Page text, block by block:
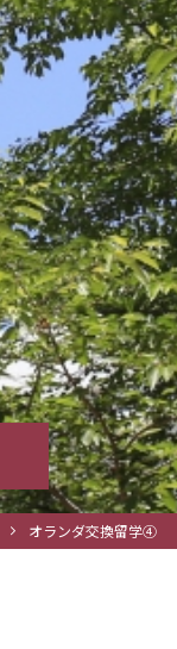
オランダ交換留学④